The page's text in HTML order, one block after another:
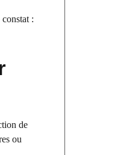
:
de
ou